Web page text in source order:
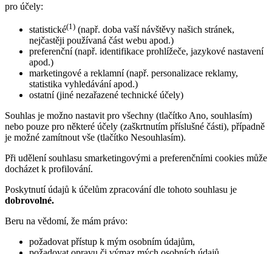
pro účely:
statistické(1) (např. doba vaší návštěvy našich stránek,
nejčastěji používaná část webu apod.)
preferenční (např. identifikace prohlížeče, jazykové nastavení
apod.)
marketingové a reklamní (např. personalizace reklamy,
statistika vyhledávání apod.)
ostatní (jiné nezařazené technické účely)
Souhlas je možno nastavit pro všechny (tlačítko Ano, souhlasím)
nebo pouze pro některé účely (zaškrtnutím příslušné části), případně
je možné zamítnout vše (tlačítko Nesouhlasím).
Při udělení souhlasu smarketingovými a preferenčními cookies může
docházet k profilování.
Poskytnutí údajů k účelům zpracování dle tohoto souhlasu je
dobrovolné.
Beru na vědomí, že mám právo:
požadovat přístup k mým osobním údajům,